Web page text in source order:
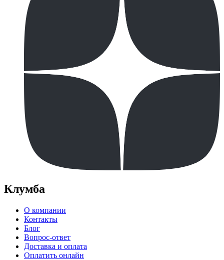
Клумба
О компании
Контакты
Блог
Вопрос-ответ
Доставка и оплата
Оплатить онлайн